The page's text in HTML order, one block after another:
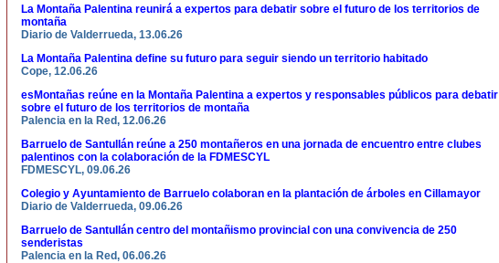
La Montaña Palentina reunirá a expertos para debatir sobre el futuro de los territorios de
montaña
Diario de Valderrueda, 13.06.26
La Montaña Palentina define su futuro para seguir siendo un territorio habitado
Cope, 12.06.26
esMontañas reúne en la Montaña Palentina a expertos y responsables públicos para debatir
sobre el futuro de los territorios de montaña
Palencia en la Red, 12.06.26
Barruelo de Santullán reúne a 250 montañeros en una jornada de encuentro entre clubes
palentinos con la colaboración de la FDMESCYL
FDMESCYL, 09.06.26
Colegio y Ayuntamiento de Barruelo colaboran en la plantación de árboles en Cillamayor
Diario de Valderrueda, 09.06.26
Barruelo de Santullán centro del montañismo provincial con una convivencia de 250
senderistas
Palencia en la Red, 06.06.26